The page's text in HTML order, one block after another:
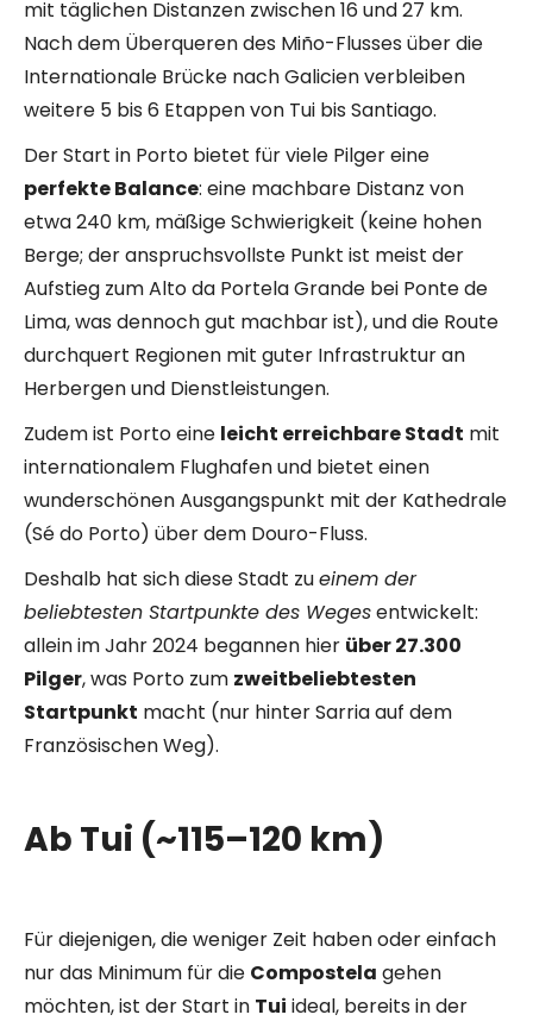
mit täglichen Distanzen zwischen 16 und 27 km.
Nach dem Überqueren des Miño-Flusses über die
Internationale Brücke nach Galicien verbleiben
weitere 5 bis 6 Etappen von Tui bis Santiago.
Der Start in Porto bietet für viele Pilger eine
perfekte Balance: eine machbare Distanz von
etwa 240 km, mäßige Schwierigkeit (keine hohen
Berge; der anspruchsvollste Punkt ist meist der
Aufstieg zum Alto da Portela Grande bei Ponte de
Lima, was dennoch gut machbar ist), und die Route
durchquert Regionen mit guter Infrastruktur an
Herbergen und Dienstleistungen.
Zudem ist Porto eine leicht erreichbare Stadt mit
internationalem Flughafen und bietet einen
wunderschönen Ausgangspunkt mit der Kathedrale
(Sé do Porto) über dem Douro-Fluss.
Deshalb hat sich diese Stadt zueinem der
beliebtesten Startpunkte des Wegesentwickelt:
allein im Jahr 2024 begannen hier über 27.300
Pilger, was Porto zum zweitbeliebtesten
Startpunkt macht (nur hinter Sarria auf dem
Französischen Weg).
Ab Tui (~115–120 km)
Für diejenigen, die weniger Zeit haben oder einfach
nur das Minimum für die Compostela gehen
möchten, ist der Start in Tui ideal, bereits in der